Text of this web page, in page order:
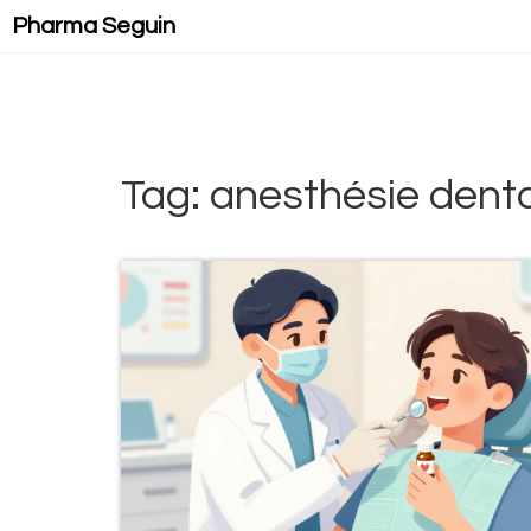
Pharma Seguin
Tag: anesthésie